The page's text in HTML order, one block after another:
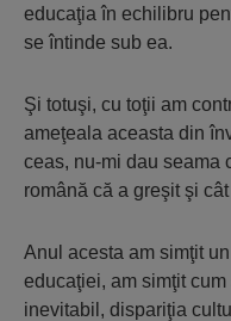
educaţia în echilibru
se întinde sub ea.
Şi totuşi, cu toţii am
ameţeala aceasta din
ceas, nu-mi dau seama
română că a greşit şi
Anul acesta am simţit
educaţiei, am simţit
inevitabil, dispariţia